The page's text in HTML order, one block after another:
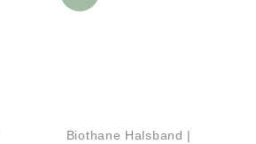
Biothane Halsband |